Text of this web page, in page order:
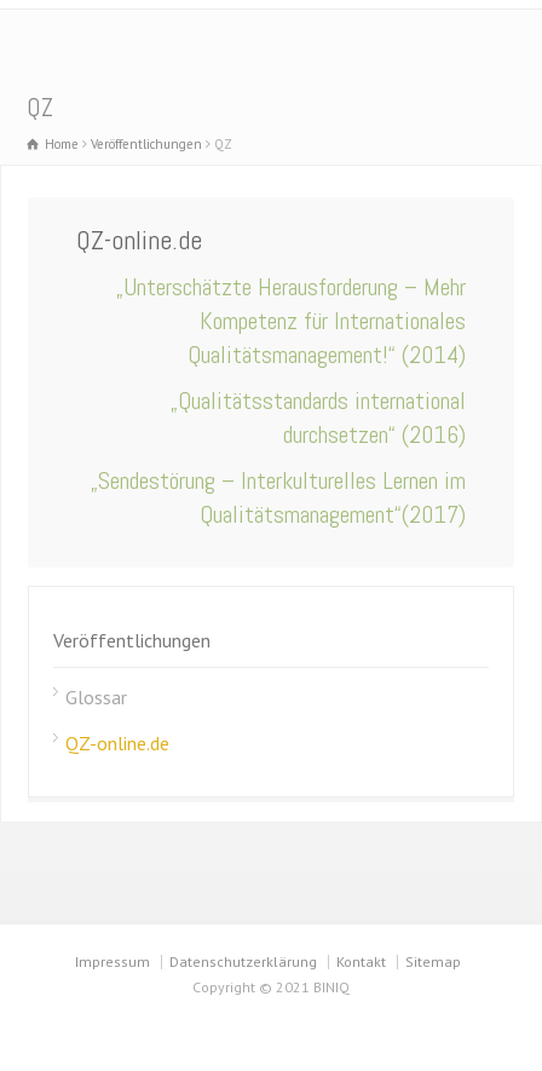
QZ
Home Veröffentlichungen QZ
QZ-online.de
„Unterschätzte Herausforderung – Mehr
Kompetenz für Internationales
Qualitätsmanagement!“ (2014)
„Qualitätsstandards international
durchsetzen“ (2016)
„Sendestörung – Interkulturelles Lernen im
Qualitätsmanagement“(2017)
Veröffentlichungen
Glossar
QZ-online.de
Impressum Datenschutzerklärung Kontakt
Sitemap
Copyright © 2021 BINIQ